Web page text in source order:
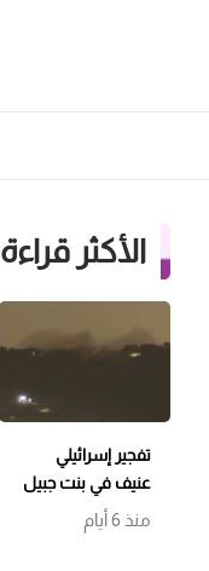
الأكثر قراءة
تفجير إسرائيلي
عنيف في بنت جبيل
وتمشيط باتجاه
منذ 6 أيام